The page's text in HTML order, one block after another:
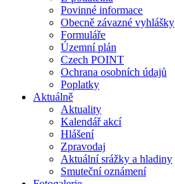
Povinné informace
Obecně závazné vyhlášky
Formuláře
Územní plán
Czech POINT
Ochrana osobních údajů
Poplatky
Aktuálně
Aktuality
Kalendář akcí
Hlášení
Zpravodaj
Aktuální srážky a hladiny
Smuteční oznámení